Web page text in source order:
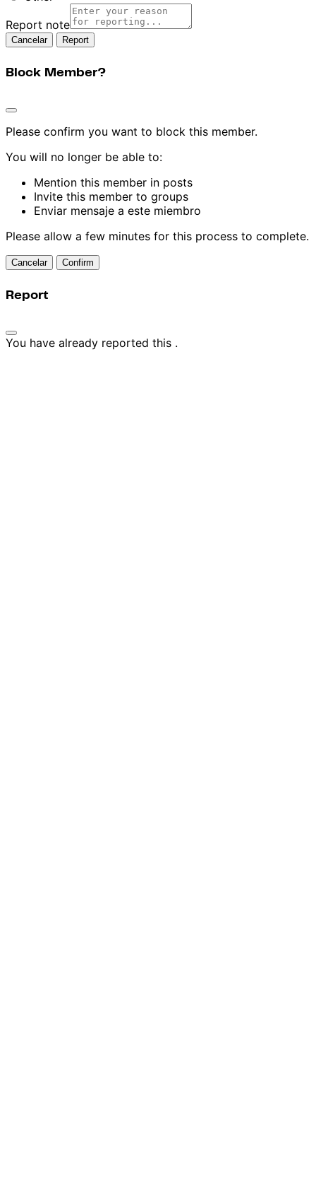
Report note
Report
Block Member?
Please confirm you want to block this member.
You will no longer be able to:
Mention this member in posts
Invite this member to groups
Enviar mensaje a este miembro
Please allow a few minutes for this process to complete.
Confirm
Report
You have already reported this .